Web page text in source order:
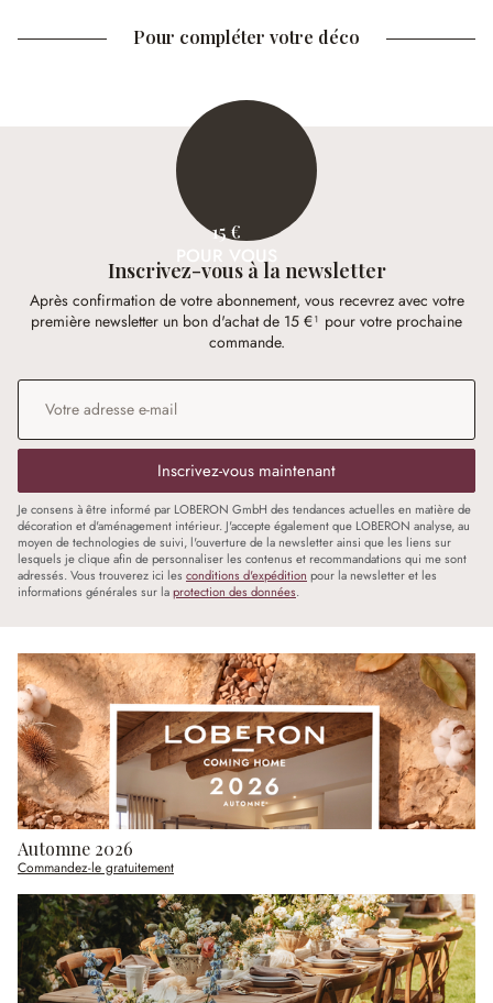
Pour compléter votre déco
15 €
POUR VOUS
Inscrivez-vous à la newsletter
Après confirmation de votre abonnement, vous recevrez avec votre
première newsletter un bon d'achat de 15 €¹ pour votre prochaine
commande.
Adresse e-mail
Inscrivez-vous maintenant
Je consens à être informé par LOBERON GmbH des tendances actuelles en matière de
décoration et d'aménagement intérieur. J'accepte également que LOBERON analyse, au
moyen de technologies de suivi, l'ouverture de la newsletter ainsi que les liens sur
lesquels je clique afin de personnaliser les contenus et recommandations qui me sont
adressés. Vous trouverez ici les conditions d'expédition pour la newsletter et les
informations générales sur laprotection des données.
Automne 2026
Commandez-le gratuitement